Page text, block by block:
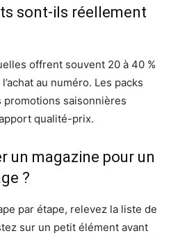
sont-ils réellement
offrent souvent 20 à 40 %
au numéro. Les packs
saisonnières
qualité-prix.
un magazine pour un
?
par étape, relevez la liste de
sur un petit élément avant